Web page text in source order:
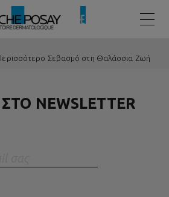
Σεβασμό στη Θαλάσσια Ζωή
ΣΤΟ NEWSLETTER